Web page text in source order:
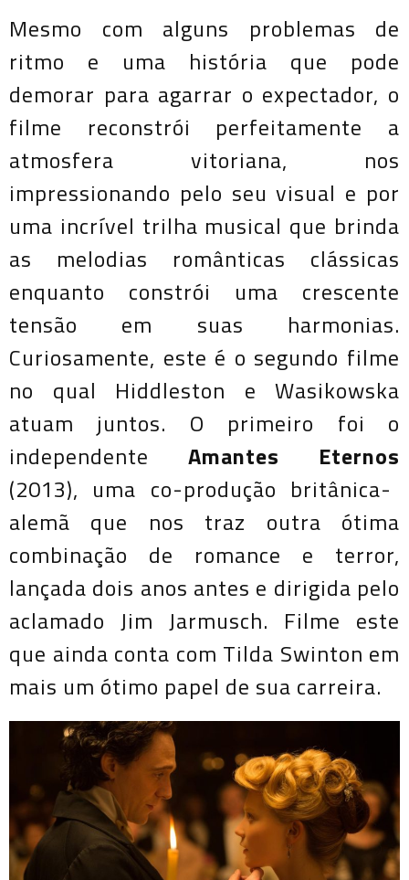
Mesmo com alguns problemas de
ritmo e uma história que pode
demorar para agarrar o expectador, o
filme reconstrói perfeitamente a
atmosfera vitoriana, nos
impressionando pelo seu visual e por
uma incrível trilha musical que brinda
as melodias românticas clássicas
enquanto constrói uma crescente
tensão em suas harmonias.
Curiosamente, este é o segundo filme
no qual Hiddleston e Wasikowska
atuam juntos. O primeiro foi o
independente Amantes Eternos
(2013), uma co-produção britânica-
alemã que nos traz outra ótima
combinação de romance e terror,
lançada dois anos antes e dirigida pelo
aclamado Jim Jarmusch. Filme este
que ainda conta com Tilda Swinton em
mais um ótimo papel de sua carreira.